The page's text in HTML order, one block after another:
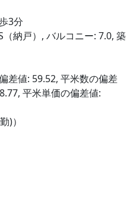
3分
納戸）, バルコニー: 7.0, 築
差値: 59.52, 平米数の偏差
平米単価の偏差値:
)）